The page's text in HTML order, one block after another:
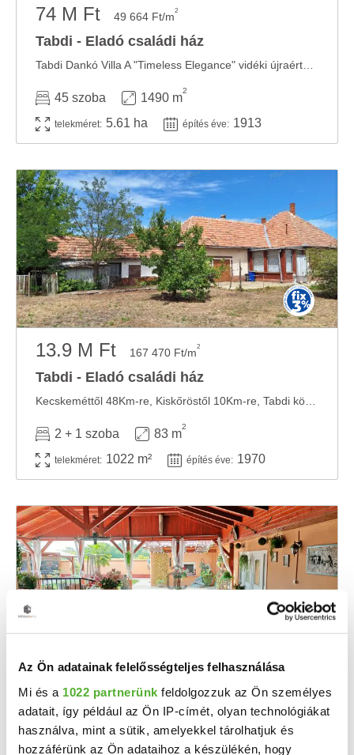
Az Ön adatainak felelősségteljes felhasználása
Mi és a 1022 partnerünk feldolgozzuk az Ön személyes
adatait, így például az Ön IP-címét, olyan technológiákat
használva, mint a sütik, amelyekkel tárolhatjuk és
hozzáférünk az Ön adataihoz a készülékén, hogy
74 M Ft 49 664 Ft/m2
Tabdi - Eladó családi ház
45 szoba 1490 m
2
telekméret: 5.61 ha építés éve: 1913
13.9 M Ft 167 470 Ft/m2
Tabdi - Eladó családi ház
2 + 1 szoba 83 m
2
telekméret: 1022 m² építés éve: 1970
120 M Ft 740 741 Ft/m
Tabdi - Eladó családi ház